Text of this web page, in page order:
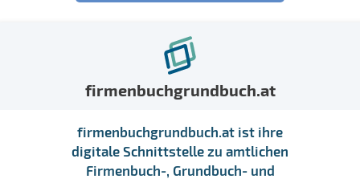
firmenbuchgrundbuch.at
firmenbuchgrundbuch.at ist ihre
digitale Schnittstelle zu amtlichen
Firmenbuch-, Grundbuch- und